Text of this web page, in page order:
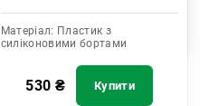
Матеріал: Пластик з
силіконовими бортами
530 ₴ Купити